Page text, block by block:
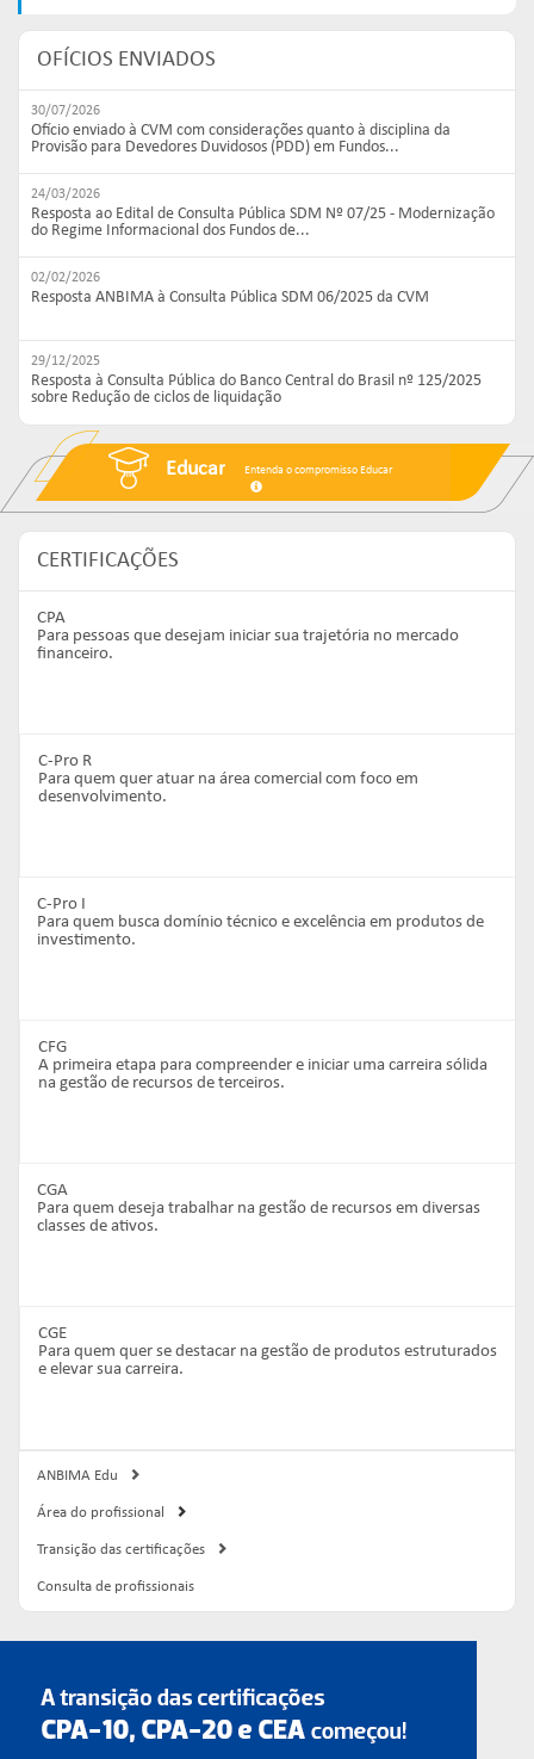
OFÍCIOS ENVIADOS
30/07/2026
Ofício enviado à CVM com considerações quanto à disciplina da
Provisão para Devedores Duvidosos (PDD) em Fundos...
24/03/2026
Resposta ao Edital de Consulta Pública SDM Nº 07/25 - Modernização
do Regime Informacional dos Fundos de...
02/02/2026
Resposta ANBIMA à Consulta Pública SDM 06/2025 da CVM
29/12/2025
Resposta à Consulta Pública do Banco Central do Brasil nº 125/2025
sobre Redução de ciclos de liquidação
Educar Entenda o compromisso Educar
CERTIFICAÇÕES
CPA
Para pessoas que desejam iniciar sua trajetória no mercado
financeiro.
C-Pro R
Para quem quer atuar na área comercial com foco em
desenvolvimento.
C-Pro I
Para quem busca domínio técnico e excelência em produtos de
investimento.
CFG
A primeira etapa para compreender e iniciar uma carreira sólida
na gestão de recursos de terceiros.
CGA
Para quem deseja trabalhar na gestão de recursos em diversas
classes de ativos.
CGE
Para quem quer se destacar na gestão de produtos estruturados
e elevar sua carreira.
ANBIMA Edu
Área do profissional
Transição das certificações
Consulta de profissionais